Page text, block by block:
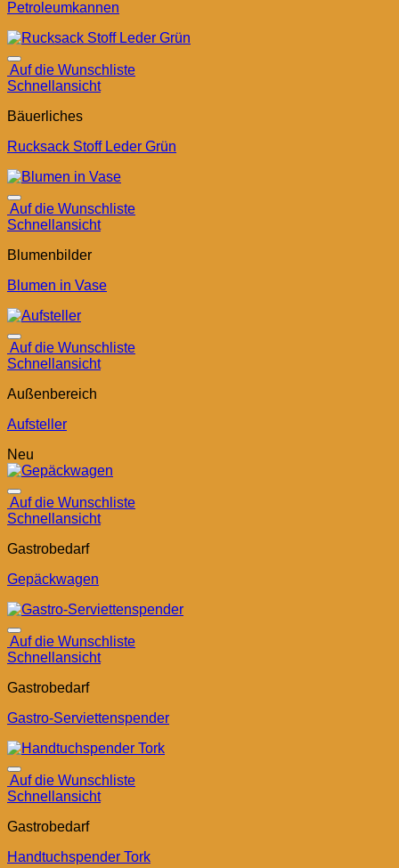
Petroleumkannen
Auf die Wunschliste
Schnellansicht
Bäuerliches
Rucksack Stoff Leder Grün
Auf die Wunschliste
Schnellansicht
Blumenbilder
Blumen in Vase
Auf die Wunschliste
Schnellansicht
Außenbereich
Aufsteller
Neu
Auf die Wunschliste
Schnellansicht
Gastrobedarf
Gepäckwagen
Auf die Wunschliste
Schnellansicht
Gastrobedarf
Gastro-Serviettenspender
Auf die Wunschliste
Schnellansicht
Gastrobedarf
Handtuchspender Tork